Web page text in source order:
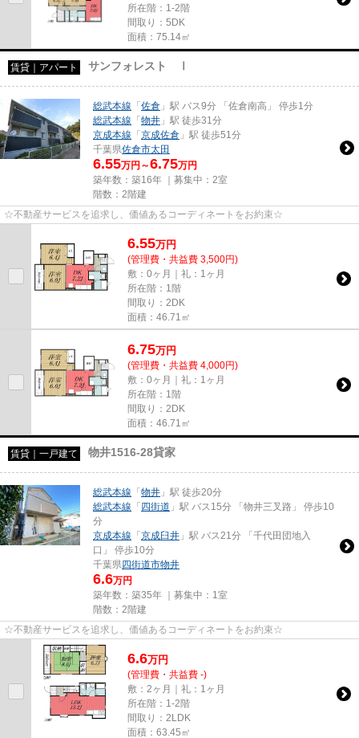
所在階：1-2階
間取り：5DK
面積：75.14㎡
賃貸｜アパート サンフォレスト Ⅰ
総武本線 「佐倉 」駅 バス9分 「佐倉南高」 停歩1分
総武本線 「物井 」駅 徒歩31分
京成本線 「京成佐倉 」駅 徒歩51分
千葉県佐倉市太田
6.55万円～6.75万円
築年数：築16年 ｜募集中： 2室
階数：2階建
☆不動産サービスを追求し、価値あるコーディネートをお約束☆
6.55万円
(管理費・共益費 3,500円)
敷：0ヶ月｜礼：1ヶ月
所在階：1階
間取り：2DK
面積：46.71㎡
6.75万円
(管理費・共益費 4,000円)
敷：0ヶ月｜礼：1ヶ月
所在階：1階
間取り：2DK
面積：46.71㎡
賃貸｜一戸建て 物井1516-28貸家
総武本線 「物井 」駅 徒歩20分
総武本線 「四街道 」駅 バス15分 「物井三叉路」 停歩10
分
京成本線 「京成臼井 」駅 バス21分 「千代田団地入
口」 停歩10分
千葉県四街道市物井
6.6万円
築年数：築35年 ｜募集中： 1室
階数：2階建
☆不動産サービスを追求し、価値あるコーディネートをお約束☆
6.6万円
(管理費・共益費 -)
敷：2ヶ月｜礼：1ヶ月
所在階：1-2階
間取り：2LDK
面積：63.45㎡